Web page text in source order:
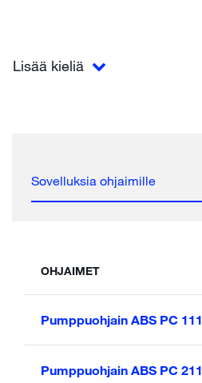
Lisää kieliä
Sovelluksia ohjaimille
OHJAIMET
Pumppuohjain ABS PC 111
Pumppuohjain ABS PC 211